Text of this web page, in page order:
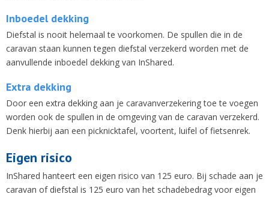
Inboedel dekking
Diefstal is nooit helemaal te voorkomen. De spullen die in de
caravan staan kunnen tegen diefstal verzekerd worden met de
aanvullende inboedel dekking van InShared.
Extra dekking
Door een extra dekking aan je caravanverzekering toe te voegen
worden ook de spullen in de omgeving van de caravan verzekerd.
Denk hierbij aan een picknicktafel, voortent, luifel of fietsenrek.
Eigen risico
InShared hanteert een eigen risico van 125 euro. Bij schade aan je
caravan of diefstal is 125 euro van het schadebedrag voor eigen